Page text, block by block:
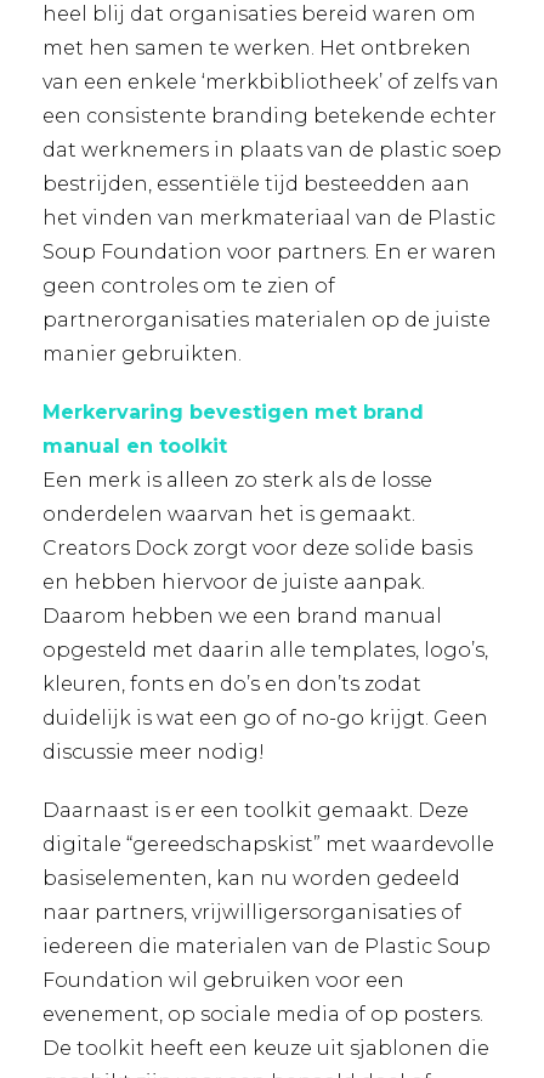
heel blij dat organisaties bereid waren om
met hen samen te werken. Het ontbreken
van een enkele ‘merkbibliotheek’ of zelfs van
een consistente branding betekende echter
dat werknemers in plaats van de plastic soep
bestrijden, essentiële tijd besteedden aan
het vinden van merkmateriaal van de Plastic
Soup Foundation voor partners. En er waren
geen controles om te zien of
partnerorganisaties materialen op de juiste
manier gebruikten.
Merkervaring bevestigen met brand
manual en toolkit
Een merk is alleen zo sterk als de losse
onderdelen waarvan het is gemaakt.
Creators Dock zorgt voor deze solide basis
en hebben hiervoor de juiste aanpak.
Daarom hebben we een brand manual
opgesteld met daarin alle templates, logo’s,
kleuren, fonts en do’s en don’ts zodat
duidelijk is wat een go of no-go krijgt. Geen
discussie meer nodig!
Daarnaast is er een toolkit gemaakt. Deze
digitale “gereedschapskist” met waardevolle
basiselementen, kan nu worden gedeeld
naar partners, vrijwilligersorganisaties of
iedereen die materialen van de Plastic Soup
Foundation wil gebruiken voor een
evenement, op sociale media of op posters.
De toolkit heeft een keuze uit sjablonen die